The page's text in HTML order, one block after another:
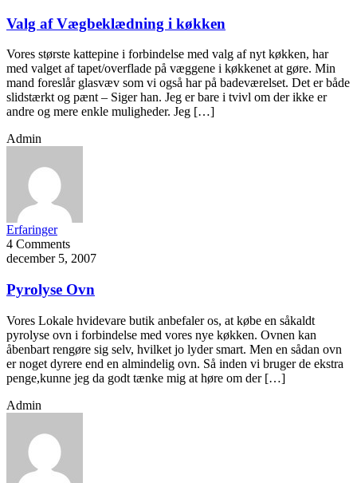
Valg af Vægbeklædning i køkken
Vores største kattepine i forbindelse med valg af nyt køkken, har
med valget af tapet/overflade på væggene i køkkenet at gøre. Min
mand foreslår glasvæv som vi også har på badeværelset. Det er både
slidstærkt og pænt – Siger han. Jeg er bare i tvivl om der ikke er
andre og mere enkle muligheder. Jeg […]
Admin
Erfaringer
4 Comments
december 5, 2007
Pyrolyse Ovn
Vores Lokale hvidevare butik anbefaler os, at købe en såkaldt
pyrolyse ovn i forbindelse med vores nye køkken. Ovnen kan
åbenbart rengøre sig selv, hvilket jo lyder smart. Men en sådan ovn
er noget dyrere end en almindelig ovn. Så inden vi bruger de ekstra
penge,kunne jeg da godt tænke mig at høre om der […]
Admin